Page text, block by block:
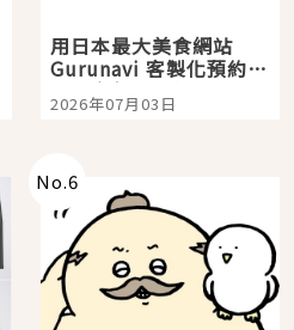
用日本最大美食網站
Gurunavi 客製化預約九
大都市餐廳，打造專屬
美食體驗！
2026年07月03日
No.6